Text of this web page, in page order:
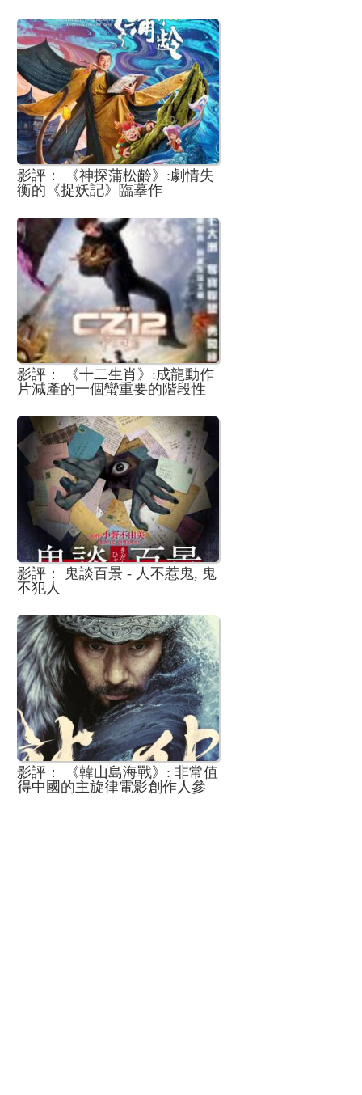
影評： 《神探蒲松齡》:劇情失
衡的《捉妖記》臨摹作
影評： 《十二生肖》:成龍動作
片減產的一個蠻重要的階段性
影評： 鬼談百景 - 人不惹鬼, 鬼
不犯人
影評： 《韓山島海戰》: 非常值
得中國的主旋律電影創作人參